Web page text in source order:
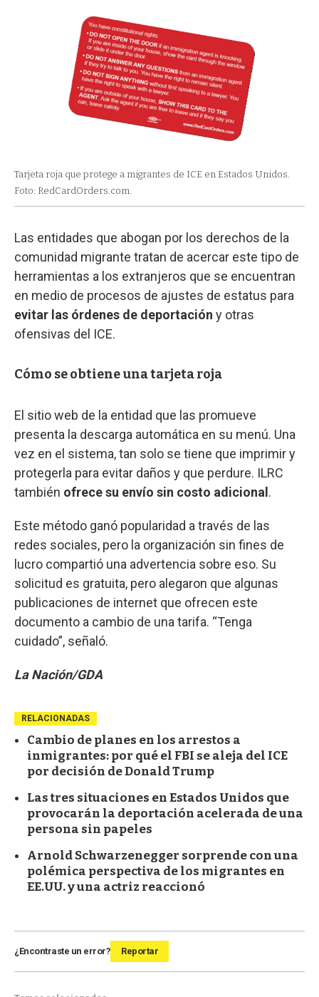
Tarjeta roja que protege a migrantes de ICE en Estados Unidos.
Foto: RedCardOrders.com.
Las entidades que abogan por los derechos de la
comunidad migrante tratan de acercar este tipo de
herramientas a los extranjeros que se encuentran
en medio de procesos de ajustes de estatus para
evitar las órdenes de deportación y otras
ofensivas del ICE.
Cómo se obtiene una tarjeta roja
El sitio web de la entidad que las promueve
presenta la descarga automática en su menú. Una
vez en el sistema, tan solo se tiene que imprimir y
protegerla para evitar daños y que perdure. ILRC
también ofrece su envío sin costo adicional .
Este método ganó popularidad a través de las
redes sociales, pero la organización sin fines de
lucro compartió una advertencia sobre eso. Su
solicitud es gratuita, pero alegaron que algunas
publicaciones de internet que ofrecen este
documento a cambio de una tarifa. “Tenga
cuidado”, señaló.
La Nación/GDA
RELACIONADAS
Cambio de planes en los arrestos a
inmigrantes: por qué el FBI se aleja del ICE
por decisión de Donald Trump
Las tres situaciones en Estados Unidos que
provocarán la deportación acelerada de una
persona sin papeles
Arnold Schwarzenegger sorprende con una
polémica perspectiva de los migrantes en
EE.UU. y una actriz reaccionó
¿Encontraste un error? Reportar